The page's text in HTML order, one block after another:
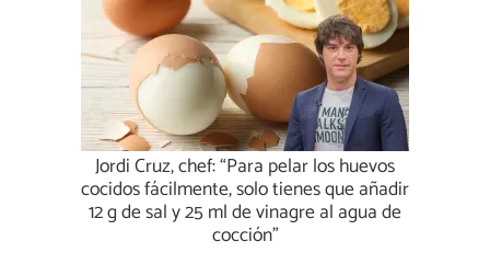
Jordi Cruz, chef: “Para pelar los huevos
cocidos fácilmente, solo tienes que añadir
12 g de sal y 25 ml de vinagre al agua de
cocción”